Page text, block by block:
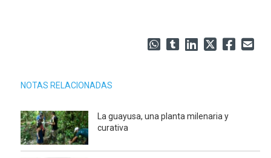
NOTAS RELACIONADAS
La guayusa, una planta milenaria y
curativa